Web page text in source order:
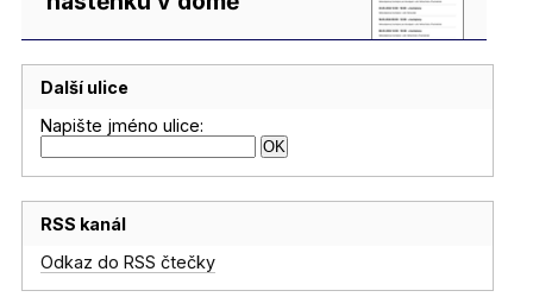
Další ulice
Napište jméno ulice:
RSS kanál
Odkaz do RSS čtečky